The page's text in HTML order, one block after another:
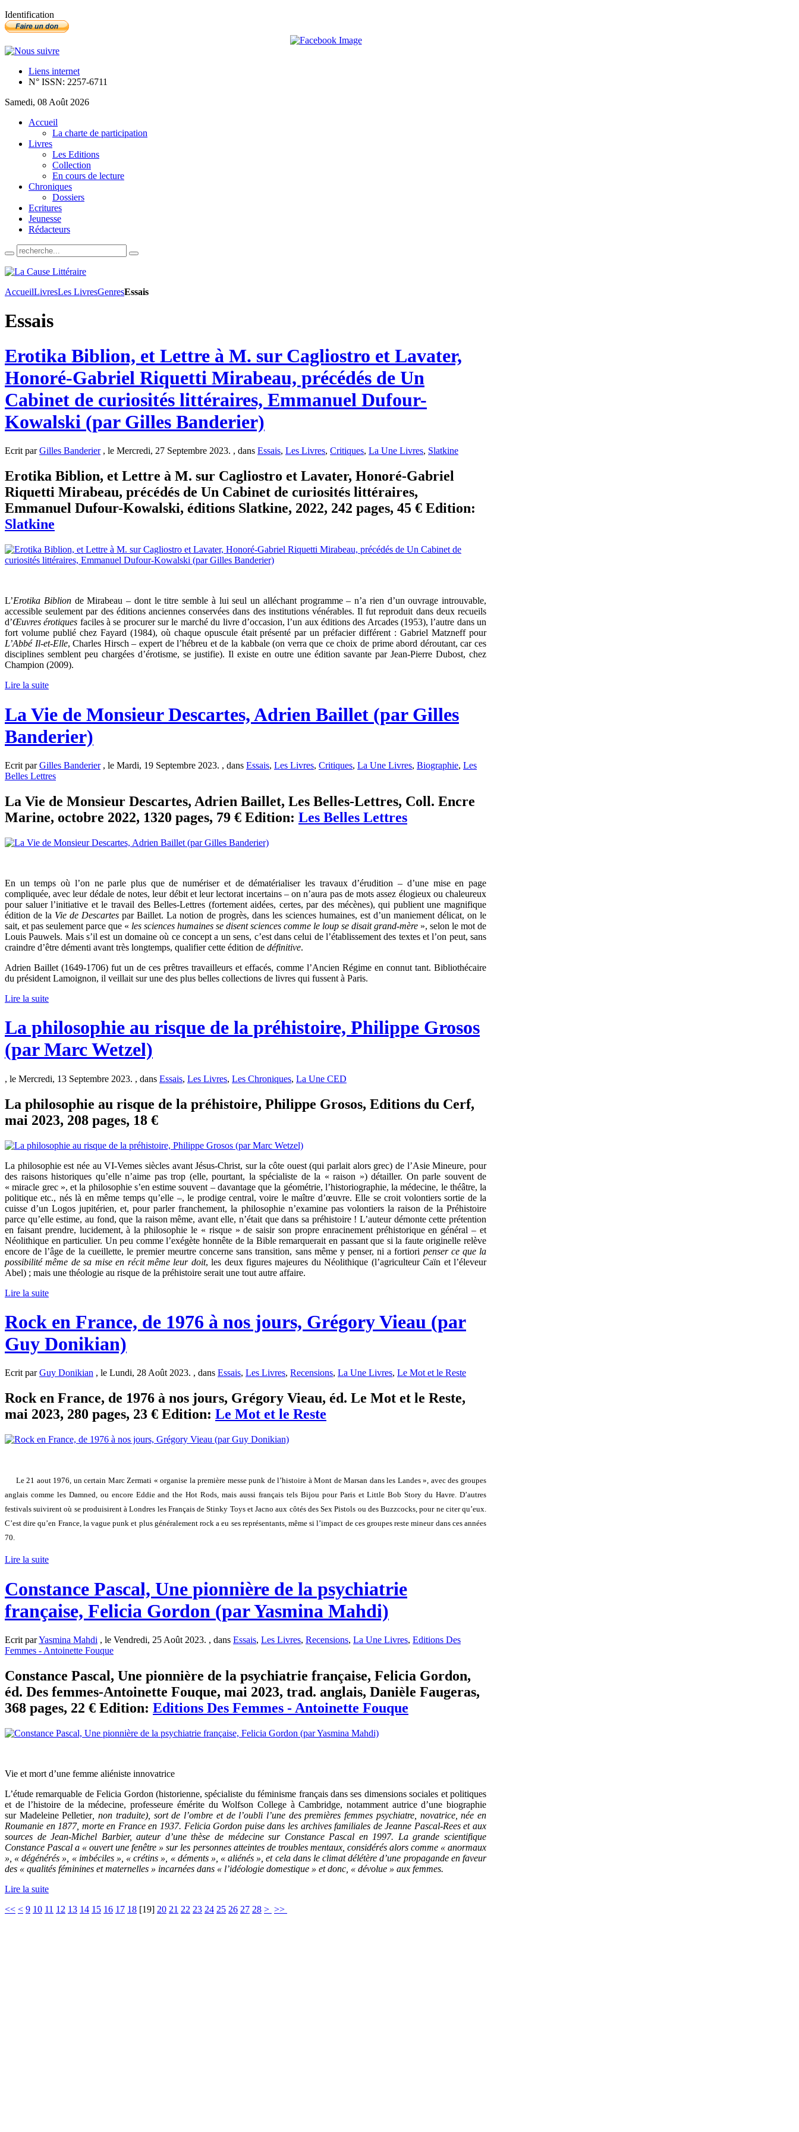
Identification
Liens internet
N° ISSN: 2257-6711
Samedi, 08 Août 2026
Accueil
La charte de participation
Livres
Les Editions
Collection
En cours de lecture
Chroniques
Dossiers
Ecritures
Jeunesse
Rédacteurs
AccueilLivresLes LivresGenresEssais
Essais
Erotika Biblion, et Lettre à M. sur Cagliostro et Lavater,
Honoré-Gabriel Riquetti Mirabeau, précédés de Un
Cabinet de curiosités littéraires, Emmanuel Dufour-
Kowalski (par Gilles Banderier)
Ecrit parGilles Banderier, le Mercredi, 27 Septembre 2023. , dans Essais, Les Livres, Critiques, La Une Livres, Slatkine
Erotika Biblion, et Lettre à M. sur Cagliostro et Lavater, Honoré-Gabriel
Riquetti Mirabeau, précédés de Un Cabinet de curiosités littéraires,
Emmanuel Dufour-Kowalski, éditions Slatkine, 2022, 242 pages, 45 € Edition:
Slatkine
L’Erotika Biblion de Mirabeau – dont le titre semble à lui seul un alléchant programme – n’a rien d’un ouvrage introuvable,
accessible seulement par des éditions anciennes conservées dans des institutions vénérables. Il fut reproduit dans deux recueils
d’Œuvres érotiques faciles à se procurer sur le marché du livre d’occasion, l’un aux éditions des Arcades (1953), l’autre dans un
fort volume publié chez Fayard (1984), où chaque opuscule était présenté par un préfacier différent : Gabriel Matzneff pour
L’Abbé Il-et-Elle, Charles Hirsch – expert de l’hébreu et de la kabbale (on verra que ce choix de prime abord déroutant, car ces
disciplines semblent peu chargées d’érotisme, se justifie). Il existe en outre une édition savante par Jean-Pierre Dubost, chez
Champion (2009).
Lire la suite
La Vie de Monsieur Descartes, Adrien Baillet (par Gilles
Banderier)
Ecrit parGilles Banderier, le Mardi, 19 Septembre 2023. , dans Essais, Les Livres, Critiques, La Une Livres, Biographie, Les
Belles Lettres
La Vie de Monsieur Descartes, Adrien Baillet, Les Belles-Lettres, Coll. Encre
Marine, octobre 2022, 1320 pages, 79 € Edition: Les Belles Lettres
En un temps où l’on ne parle plus que de numériser et de dématérialiser les travaux d’érudition – d’une mise en page
compliquée, avec leur dédale de notes, leur débit et leur lectorat incertains – on n’aura pas de mots assez élogieux ou chaleureux
pour saluer l’initiative et le travail des Belles-Lettres (fortement aidées, certes, par des mécènes), qui publient une magnifique
édition de la Vie de Descartes par Baillet. La notion de progrès, dans les sciences humaines, est d’un maniement délicat, on le
sait, et pas seulement parce que « les sciences humaines se disent sciences comme le loup se disait grand-mère », selon le mot de
Louis Pauwels. Mais s’il est un domaine où ce concept a un sens, c’est dans celui de l’établissement des textes et l’on peut, sans
craindre d’être démenti avant très longtemps, qualifier cette édition de définitive.
Adrien Baillet (1649-1706) fut un de ces prêtres travailleurs et effacés, comme l’Ancien Régime en connut tant. Bibliothécaire
du président Lamoignon, il veillait sur une des plus belles collections de livres qui fussent à Paris.
Lire la suite
La philosophie au risque de la préhistoire, Philippe Grosos
(par Marc Wetzel)
, le Mercredi, 13 Septembre 2023. , dans Essais, Les Livres, Les Chroniques, La Une CED
La philosophie au risque de la préhistoire, Philippe Grosos, Editions du Cerf,
mai 2023, 208 pages, 18 €
La philosophie est née au VI-Vemes siècles avant Jésus-Christ, sur la côte ouest (qui parlait alors grec) de l’Asie Mineure, pour
des raisons historiques qu’elle n’aime pas trop (elle, pourtant, la spécialiste de la « raison ») détailler. On parle souvent de
« miracle grec », et la philosophie s’en estime souvent – davantage que la géométrie, l’historiographie, la médecine, le théâtre, la
politique etc., nés là en même temps qu’elle –, le prodige central, voire le maître d’œuvre. Elle se croit volontiers sortie de la
cuisse d’un Logos jupitérien, et, pour parler franchement, la philosophie n’examine pas volontiers la raison de la Préhistoire
parce qu’elle estime, au fond, que la raison même, avant elle, n’était que dans sa préhistoire ! L’auteur démonte cette prétention
en faisant prendre, lucidement, à la philosophie le « risque » de saisir son propre enracinement préhistorique en général – et
Néolithique en particulier. Un peu comme l’exégète honnête de la Bible remarquerait en passant que si la faute originelle relève
encore de l’âge de la cueillette, le premier meurtre concerne sans transition, sans même y penser, ni a fortiori penser ce que la
possibilité même de sa mise en récit même leur doit, les deux figures majeures du Néolithique (l’agriculteur Caïn et l’éleveur
Abel) ; mais une théologie au risque de la préhistoire serait une tout autre affaire.
Lire la suite
Rock en France, de 1976 à nos jours, Grégory Vieau (par
Guy Donikian)
Ecrit parGuy Donikian , le Lundi, 28 Août 2023. , dans Essais, Les Livres, Recensions, La Une Livres, Le Mot et le Reste
Rock en France, de 1976 à nos jours, Grégory Vieau, éd. Le Mot et le Reste,
mai 2023, 280 pages, 23 € Edition: Le Mot et le Reste
Le 21 aout 1976, un certain Marc Zermati « organise la première messe punk de l’histoire à Mont de Marsan dans les Landes », avec des groupes
anglais comme les Damned, ou encore Eddie and the Hot Rods, mais aussi français tels Bijou pour Paris et Little Bob Story du Havre. D’autres
festivals suivirent où se produisirent à Londres les Français de Stinky Toys et Jacno aux côtés des Sex Pistols ou des Buzzcocks, pour ne citer qu’eux.
C’est dire qu’en France, la vague punk et plus généralement rock a eu ses représentants, même si l’impact de ces groupes reste mineur dans ces années
70.
Lire la suite
Constance Pascal, Une pionnière de la psychiatrie
française, Felicia Gordon (par Yasmina Mahdi)
Ecrit parYasmina Mahdi , le Vendredi, 25 Août 2023. , dans Essais, Les Livres, Recensions, La Une Livres, Editions Des
Femmes - Antoinette Fouque
Constance Pascal, Une pionnière de la psychiatrie française, Felicia Gordon,
éd. Des femmes-Antoinette Fouque, mai 2023, trad. anglais, Danièle Faugeras,
368 pages, 22 € Edition: Editions Des Femmes - Antoinette Fouque
Vie et mort d’une femme aliéniste innovatrice
L’étude remarquable de Felicia Gordon (historienne, spécialiste du féminisme français dans ses dimensions sociales et politiques
et de l’histoire de la médecine, professeure émérite du Wolfson College à Cambridge, notamment autrice d’une biographie
sur Madeleine Pelletier, non traduite), sort de l’ombre et de l’oubli l’une des premières femmes psychiatre, novatrice, née en
Roumanie en 1877, morte en France en 1937. Felicia Gordon puise dans les archives familiales de Jeanne Pascal-Rees et aux
sources de Jean-Michel Barbier, auteur d’une thèse de médecine sur Constance Pascal en 1997. La grande scientifique
Constance Pascal a «ouvert une fenêtre » sur les personnes atteintes de troubles mentaux, considérés alors comme «anormaux
», «dégénérés », « imbéciles», «crétins », « déments», «aliénés », et cela dans le climat délétère d’une propagande en faveur
des « qualités féminines et maternelles » incarnées dans « l’idéologie domestique » et donc, « dévolue » aux femmes.
Lire la suite
<< < 9 10 11 12 13 14 15 16 17 18 [19] 20 21 22 23 24 25 26 27 28 > >>